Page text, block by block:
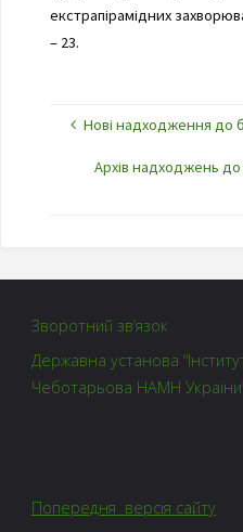
екстрапірамідних
– 23.
Нові надходження до
Архів надходжень до
Зворотний зв’язок
Державна установа
Чеботарьова НАМН
Попередня версія сайту